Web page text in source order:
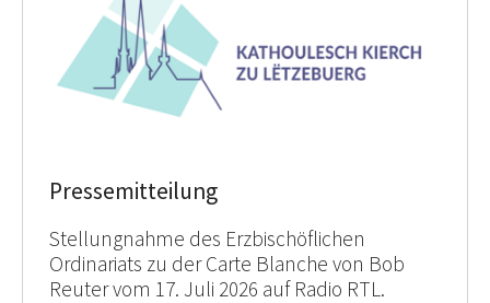
Pressemitteilung
Stellungnahme des Erzbischöflichen
Ordinariats zu der Carte Blanche von Bob
Reuter vom 17. Juli 2026 auf Radio RTL.